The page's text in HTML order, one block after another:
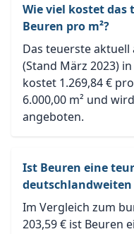
Wie viel kostet das
Beuren pro m²?
Das teuerste
(Stand März 2023)
kostet 1.269,84 €
6.000,00 m² und
angeboten.
Ist Beuren eine
deutschlandweiten
Im Vergleich zum
203,59 € ist Beuren